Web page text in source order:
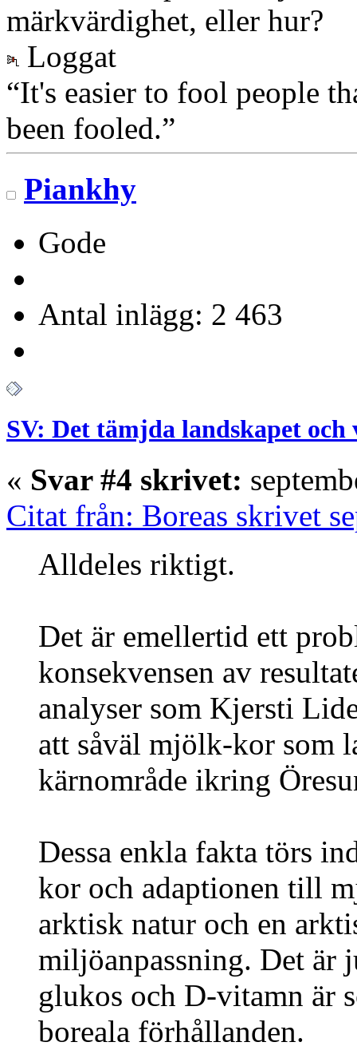
märkvärdighet, eller hur?
Loggat
“It's easier to fool people
been fooled.”
Piankhy
Gode
Antal inlägg: 2 463
SV: Det tämjda landskapet
« Svar #4 skrivet:
Citat från: Boreas skrivet
Alldeles riktigt.
Det är emellertid ett
konsekvensen av
analyser som Kjersti
att såväl mjölk-kor som
kärnområde ikring
Dessa enkla fakta törs
kor och adaptionen till
arktisk natur och en
miljöanpassning. Det är
glukos och D-vitamn är
boreala förhållanden.